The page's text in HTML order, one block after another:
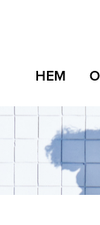
HEM